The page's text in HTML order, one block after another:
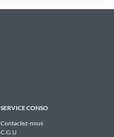
SERVICE CONSO
Contactez-nous
C.G.U